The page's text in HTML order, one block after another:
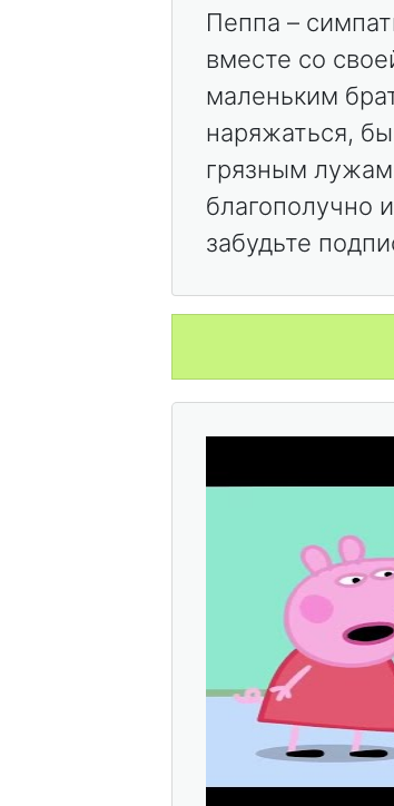
Пеппа –
вместе со
маленьким
наряжаться,
грязным
благополучно
забудьте